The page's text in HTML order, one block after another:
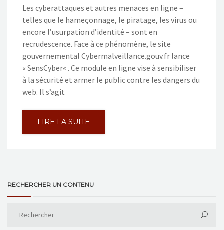
Les cyberattaques et autres menaces en ligne –
telles que le hameçonnage, le piratage, les virus ou
encore l’usurpation d’identité – sont en
recrudescence. Face à ce phénomène, le site
gouvernemental Cybermalveillance.gouv.fr lance
« SensCyber« . Ce module en ligne vise à sensibiliser
à la sécurité et armer le public contre les dangers du
web. Il s’agit
LIRE LA SUITE
RECHERCHER UN CONTENU